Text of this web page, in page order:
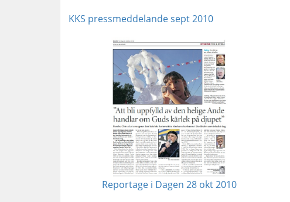
KKS pressmeddelande sept 2010
Reportage i Dagen 28 okt 2010